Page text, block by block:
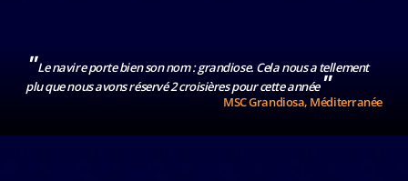
"Le navire porte bien son nom : grandiose. Cela nous a tellement
plu que nous avons réservé 2 croisières pour cette année"
MSC Grandiosa, Méditerranée